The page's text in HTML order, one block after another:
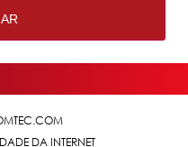
DA INTERNET